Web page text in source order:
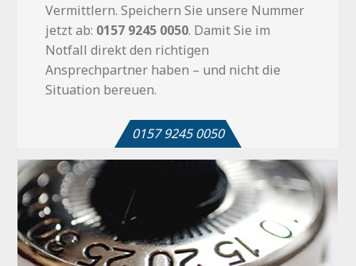
Vermittlern. Speichern Sie unsere Nummer
jetzt ab: 0157 9245 0050. Damit Sie im
Notfall direkt den richtigen
Ansprechpartner haben – und nicht die
Situation bereuen.
0157 9245 0050